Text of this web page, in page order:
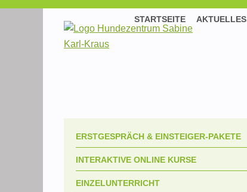
STARTSEITE AKTUELLES
ERSTGESPRÄCH & EINSTEIGER-PAKETE
INTERAKTIVE ONLINE KURSE
EINZELUNTERRICHT